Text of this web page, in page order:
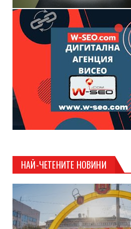
НАЙ-ЧЕТЕНИТЕ НОВИНИ